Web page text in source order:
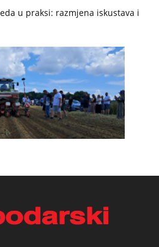
u praksi: razmjena iskustava i